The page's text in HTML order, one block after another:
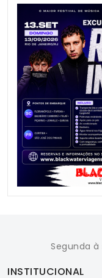
Segunda à
INSTITUCIONAL